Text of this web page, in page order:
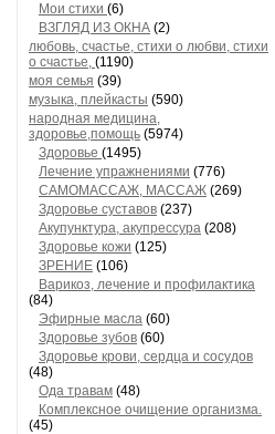
Мои стихи (6)
ВЗГЛЯД ИЗ ОКНА (2)
любовь, счастье, стихи о любви, стихи
о счастье, (1190)
моя семья (39)
музыка, плейкасты (590)
народная медицина,
здоровье,помощь (5974)
Здоровье (1495)
Лечение упражнениями (776)
САМОМАССАЖ, МАССАЖ (269)
Здоровье суставов (237)
Акупунктура, акупрессура (208)
Здоровье кожи (125)
ЗРЕНИЕ (106)
Варикоз, лечение и профилактика
(84)
Эфирные масла (60)
Здоровье зубов (60)
Здоровье крови, сердца и сосудов
(48)
Ода травам (48)
Комплексное очищение организма.
(45)